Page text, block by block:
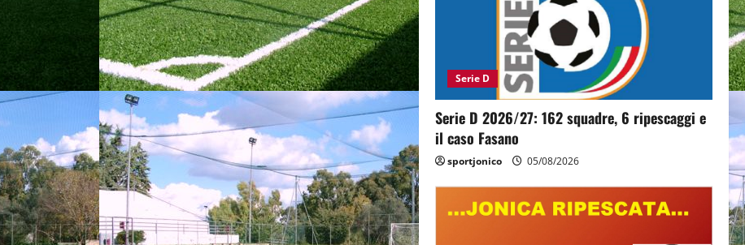
Serie D
Serie D 2026/27: 162 squadre, 6 ripescaggi e
il caso Fasano
sportjonico 05/08/2026